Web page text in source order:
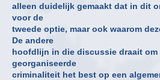
alleen duidelijk gemaakt dat in dit
voor de
tweede optie, maar ook waarom
De andere
hoofdlijn in die discussie draait om
georganiseerde
criminaliteit het best op een